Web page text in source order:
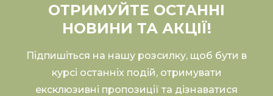
ОТРИМУЙТЕ ОСТАННІ
НОВИНИ ТА АКЦІЇ!
Підпишіться на нашу розсилку, щоб бути в
курсі останніх подій, отримувати
ексклюзивні пропозиції та дізнаватися